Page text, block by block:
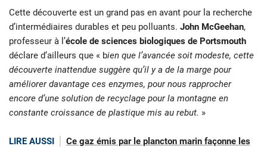
Cette découverte est un grand pas en avant pour la recherche
d’intermédiaires durables et peu polluants. John McGeehan,
professeur à l’école de sciences biologiques de Portsmouth
déclare d’ailleurs que « bien que l’avancée soit modeste, cette
découverte inattendue suggère qu’il y a de la marge pour
améliorer davantage ces enzymes, pour nous rapprocher
encore d’une solution de recyclage pour la montagne en
constante croissance de plastique mis au rebut. »
LIRE AUSSI
Ce gaz émis par le plancton marin façonne les